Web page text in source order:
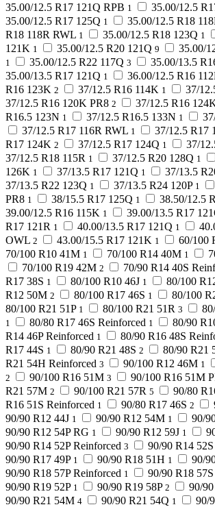
35.00/12.5 R17 121Q RPB 1 35.00/12.5
35.00/12.5 R17 125Q 1 35.00/12.5 R18
R18 118R RWL 1 35.00/12.5 R18 123Q 1
121K 1 35.00/12.5 R20 121Q 9 35.00/
1 35.00/12.5 R22 117Q 3 35.00/13.5
35.00/13.5 R17 121Q 1 36.00/12.5 R16
R16 123K 2 37/12.5 R16 114K 1 37/
37/12.5 R16 120K PR8 2 37/12.5 R16
R16.5 123N 1 37/12.5 R16.5 133N 1
37/12.5 R17 116R RWL 1 37/12.5 R17
R17 124K 2 37/12.5 R17 124Q 1 37/
37/12.5 R18 115R 1 37/12.5 R20 128Q 1
126K 1 37/13.5 R17 121Q 1 37/13.5
37/13.5 R22 123Q 1 37/13.5 R24 120P 1
PR8 1 38/15.5 R17 125Q 1 38.50/12.5
39.00/12.5 R16 115K 1 39.00/13.5 R17
R17 121R 1 40.00/13.5 R17 121Q 1
OWL 2 43.00/15.5 R17 121K 1 60/100
70/100 R10 41M 1 70/100 R14 40M 1
70/100 R19 42M 2 70/90 R14 40S
R17 38S 1 80/100 R10 46J 1 80/100
R12 50M 2 80/100 R17 46S 1 80/100
80/100 R21 51P 1 80/100 R21 51R 3
1 80/80 R17 46S Reinforced 1 80/90
R14 46P Reinforced 1 80/90 R16 48S
R17 44S 1 80/90 R21 48S 2 80/90 R21
R21 54H Reinforced 3 90/100 R12 46M 1
2 90/100 R16 51M 3 90/100 R16 51M
R21 57M 2 90/100 R21 57R 5 90/80
R16 51S Reinforced 1 90/80 R17 46S 2
90/90 R12 44J 1 90/90 R12 54M 1 90/
90/90 R12 54P RG 1 90/90 R12 59J 1
90/90 R14 52P Reinforced 3 90/90 R14
90/90 R17 49P 1 90/90 R18 51H 1 90/
90/90 R18 57P Reinforced 1 90/90 R18
90/90 R19 52P 1 90/90 R19 58P 2 90/
90/90 R21 54M 4 90/90 R21 54Q 1 90/